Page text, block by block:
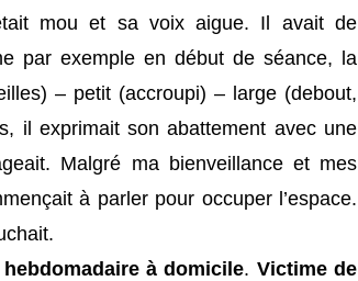
mou et sa voix aigue. Il avait de
par exemple en début de séance, la
– petit (accroupi) – large (debout,
il exprimait son abattement avec une
Malgré ma bienveillance et mes
à parler pour occuper l’espace.
à domicile. Victime de